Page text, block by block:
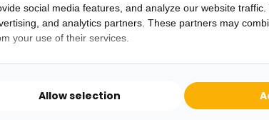
150,-
74,99
social media features, and analyze our website
and analytics partners. These partners may
your use of their services.
Allow selection